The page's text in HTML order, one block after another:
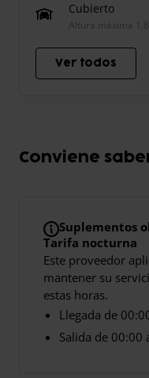
Cubierto
Altura máxima
Ver todos
Conviene
Suplementos
Tarifa nocturna
Este proveedor
mantener su
estas horas.
Llegada de
Salida de 00:00